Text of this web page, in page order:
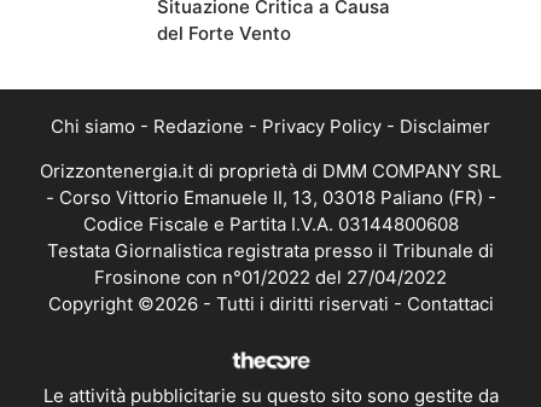
Situazione Critica a Causa
del Forte Vento
Chi siamo - Redazione - Privacy Policy - Disclaimer
Orizzontenergia.it di proprietà di DMM COMPANY SRL
- Corso Vittorio Emanuele II, 13, 03018 Paliano (FR) -
Codice Fiscale e Partita I.V.A. 03144800608
Testata Giornalistica registrata presso il Tribunale di
Frosinone con n°01/2022 del 27/04/2022
Copyright ©2026 - Tutti i diritti riservati - Contattaci
Le attività pubblicitarie su questo sito sono gestite da